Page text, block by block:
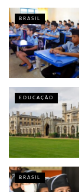
BRASIL
EDUCAÇÃO
BRASIL